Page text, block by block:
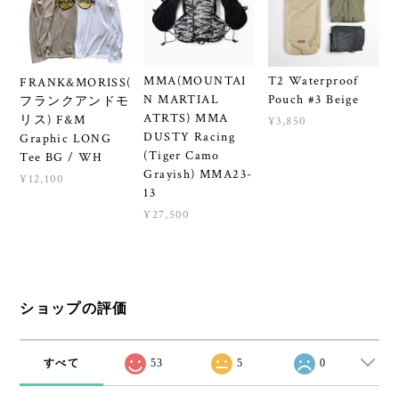
FRANK&MORISS(
フランクアンドモ
リス) F&M
Graphic LONG
Tee BG / WH
¥12,100
MMA(MOUNTAI
N MARTIAL
ATRTS) MMA
DUSTY Racing
(Tiger Camo
Grayish) MMA23-
13
¥27,500
T2 Waterproof
Pouch #3 Beige
¥3,850
ショップの評価
すべて 53 5 0